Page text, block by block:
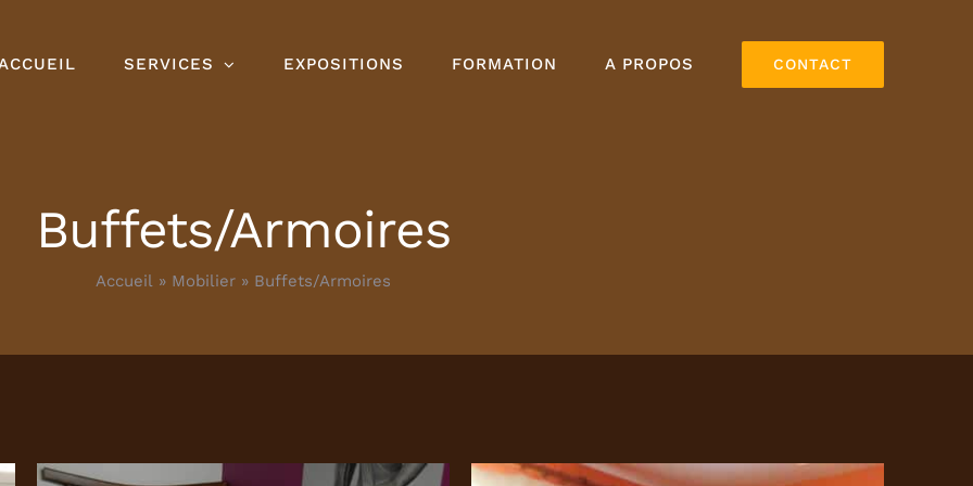
SERVICES EXPOSITIONS FORMATION A PROPOS CONTACT
Buffets/Armoires
Accueil » Mobilier » Buffets/Armoires